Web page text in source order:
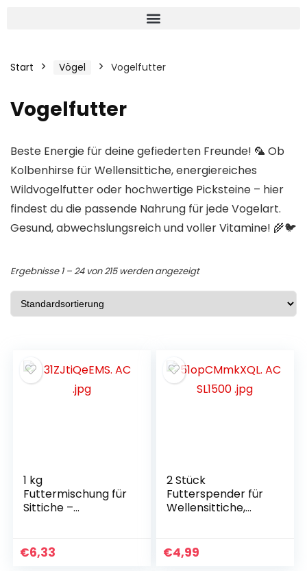
Start Vögel Vogelfutter
Vogelfutter
Beste Energie für deine gefiederten Freunde! 🦜 Ob
Kolbenhirse für Wellensittiche, energiereiches
Wildvogelfutter oder hochwertige Picksteine – hier
findest du die passende Nahrung für jede Vogelart.
Gesund, abwechslungsreich und voller Vitamine! 🌾🐦
Ergebnisse 1 – 24 von 215 werden angezeigt
1 kg
Futtermischung für
Sittiche –
Nymphensittiche.
€6,33
2 Stück
Futterspender für
Wellensittiche,
für
Nymphensittiche,
€4,99